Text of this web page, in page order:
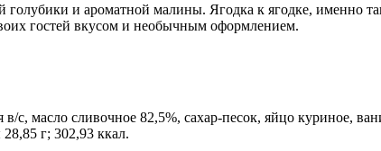
голубики и ароматной малины. Ягодка к ягодке, именно
гостей вкусом и необычным оформлением.
с, масло сливочное 82,5%, сахар-песок, яйцо куриное,
г; 302,93 ккал.